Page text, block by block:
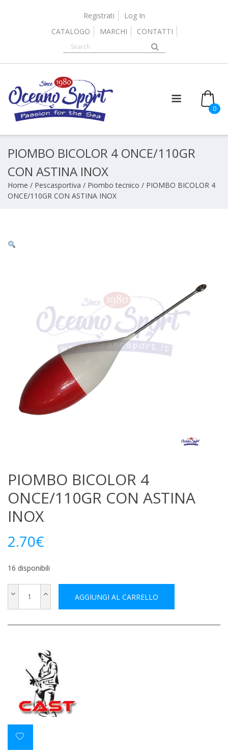
Registrati
Log In
CATALOGO
MARCHI CONTATTI
0
PIOMBO BICOLOR 4 ONCE/110GR
CON ASTINA INOX
Home / Pescasportiva / Piombo tecnico / PIOMBO BICOLOR 4
ONCE/110GR CON ASTINA INOX
PIOMBO BICOLOR 4
ONCE/110GR CON ASTINA
INOX
2.70€
16 disponibili
AGGIUNGI AL CARRELLO